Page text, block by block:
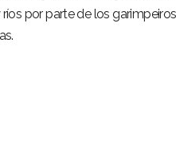
por parte de los